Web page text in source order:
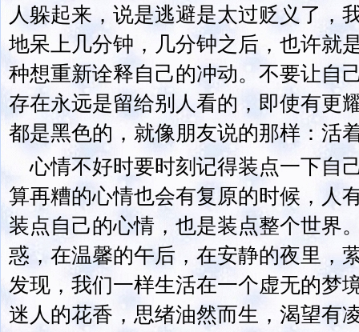
人躲起来，说是逃避是太过贬义了，
地呆上几分钟，几分钟之后，也许就
种想重新诠释自己的冲动。不要让自
存在永远是留给别人看的，即使有更
都是黑色的，就像朋友说的那样：活
心情不好时要时刻记得装点一下自
算再糟的心情也会有复原的时候，人
装点自己的心情，也是装点整个世界
惑，在温馨的午后，在安静的夜里，
发现，我们一样生活在一个虚无的梦
迷人的花香，思绪油然而生，渴望有